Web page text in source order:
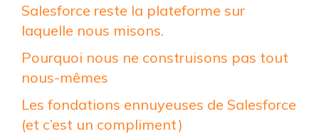
Salesforce reste la plateforme sur
laquelle nous misons.
Pourquoi nous ne construisons pas tout
nous-mêmes
Les fondations ennuyeuses de Salesforce
(et c’est un compliment)